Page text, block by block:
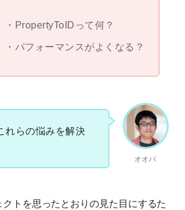
PropertyToIDって何？
パフォーマンスがよくなる？
オオバ
れらの悩みを解決
トを思ったとおりの見た目にするた